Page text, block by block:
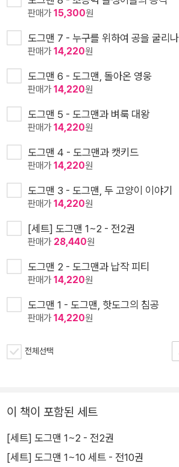
판매가15,300원
도그맨 7 - 누구를 위하여 공을 굴리나
판매가14,220원
도그맨 6 - 도그맨, 돌아온 영웅
판매가14,220원
도그맨 5 - 도그맨과 벼룩 대왕
판매가14,220원
도그맨 4 - 도그맨과 캣키드
판매가14,220원
도그맨 3 - 도그맨, 두 고양이 이야기
판매가14,220원
[세트] 도그맨 1~2 - 전2권
판매가 28,440원
도그맨 2 - 도그맨과 납작 피티
판매가14,220원
도그맨 1 - 도그맨, 핫도그의 침공
판매가14,220원
전체선택
이 책이 포함된 세트
[세트] 도그맨 1~2 - 전2권
[세트] 도그맨 1~10 세트 - 전10권